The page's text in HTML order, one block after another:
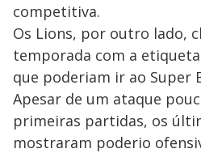
competitiva.
Os Lions, por outro lado,
temporada com a
que poderiam ir ao Super
Apesar de um ataque
primeiras partidas, os
mostraram poderio